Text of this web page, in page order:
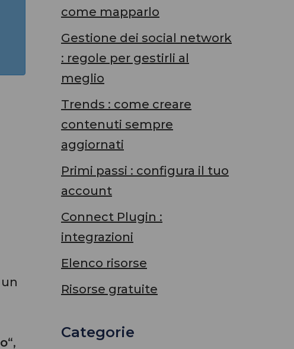
“,
come mapparlo
Gestione dei social network
: regole per gestirli al
meglio
Trends : come creare
contenuti sempre
aggiornati
Primi passi : configura il tuo
account
Connect Plugin :
integrazioni
Elenco risorse
Risorse gratuite
Categorie